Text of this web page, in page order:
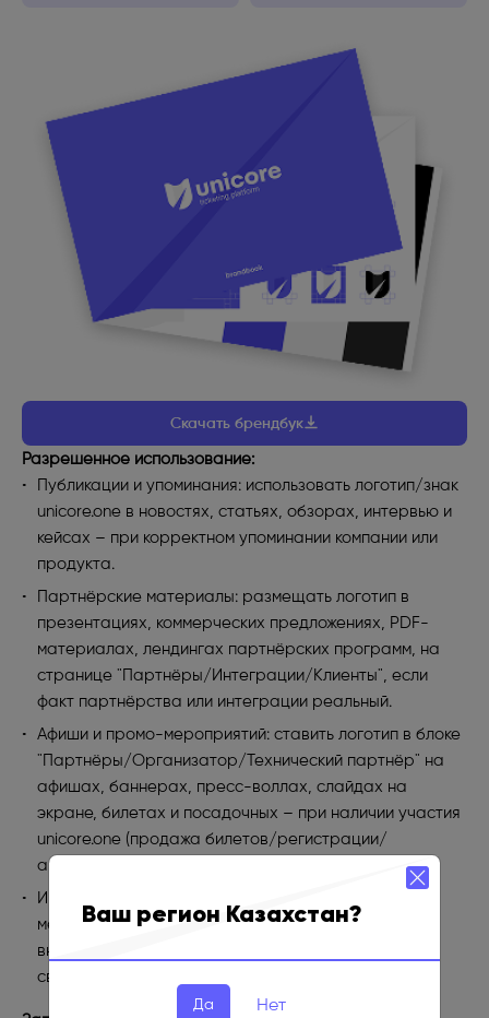
Скачать брендбук
Разрешенное использование:
Публикации и упоминания: использовать логотип/знак
unicore.one в новостях, статьях, обзорах, интервью и
кейсах – при корректном упоминании компании или
продукта.
Партнёрские материалы: размещать логотип в
презентациях, коммерческих предложениях, PDF-
материалах, лендингах партнёрских программ, на
странице "Партнёры/Интеграции/Клиенты", если
факт партнёрства или интеграции реальный.
Афиши и промо-мероприятий: ставить логотип в блоке
"Партнёры/Организатор/Технический партнёр" на
афишах, баннерах, пресс-воллах, слайдах на
экране, билетах и посадочных – при наличии участия
unicore.one (продажа билетов/регистрации/
автоматизации).
Инструкции и обучение: использовать материалы в
методиках, инструкциях, обучающих курсах и
внутренних документах вашей команды, когда это
связано с работой на платформе.
Ваш регион Казахстан?
Да Нет